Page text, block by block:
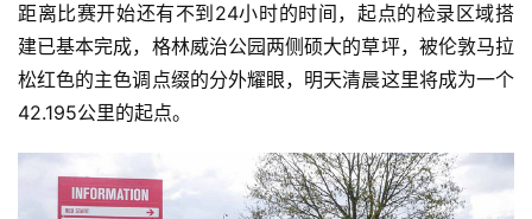
距离比赛开始还有不到24小时的时间，起点的检录区域搭
建已基本完成，格林威治公园两侧硕大的草坪，被伦敦马拉
松红色的主色调点缀的分外耀眼，明天清晨这里将成为一个
42.195公里的起点。